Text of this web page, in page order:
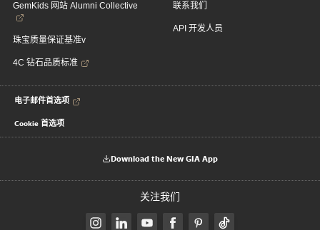
GemKids 网站 Alumni Collective
珠宝质量保证基准v
4C 钻石品质标准
联系我们
API 开发人员
电子邮件首选项
Cookie 首选项
Download the New GIA App
关注我们